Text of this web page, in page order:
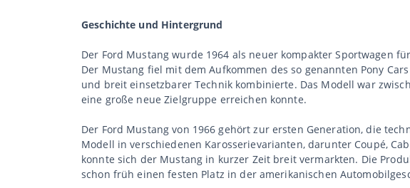
Geschichte und Hintergrund
Der Ford Mustang wurde 1964 als neuer kompakter Sportwagen
Der Mustang fiel mit dem Aufkommen des so genannten Pony
und breit einsetzbarer Technik kombinierte. Das Modell war
eine große neue Zielgruppe erreichen konnte.
Der Ford Mustang von 1966 gehört zur ersten Generation, die
Modell in verschiedenen Karosserievarianten, darunter Coupé,
konnte sich der Mustang in kurzer Zeit breit vermarkten. Die
schon früh einen festen Platz in der amerikanischen